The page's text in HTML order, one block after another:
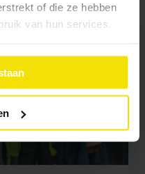
of die ze hebben
van hun services.